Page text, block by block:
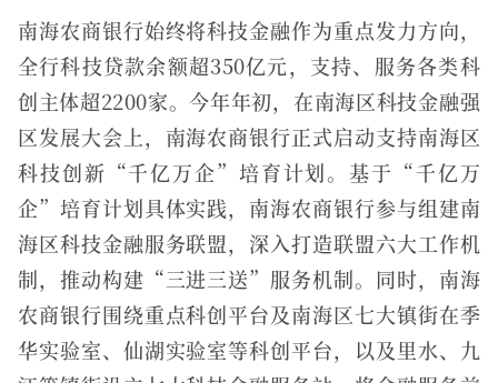
南海农商银行始终将科技金融作为重点发力方向，
全行科技贷款余额超350亿元，支持、服务各类科
创主体超2200家。今年年初，在南海区科技金融强
区发展大会上，南海农商银行正式启动支持南海区
科技创新“千亿万企”培育计划。基于“千亿万
企”培育计划具体实践，南海农商银行参与组建南
海区科技金融服务联盟，深入打造联盟六大工作机
制，推动构建“三进三送”服务机制。同时，南海
农商银行围绕重点科创平台及南海区七大镇街在季
华实验室、仙湖实验室等科创平台，以及里水、九